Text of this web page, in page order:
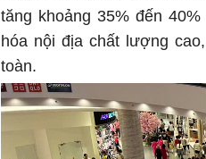
tăng khoảng 35% đến
hóa nội địa chất lượng
toàn.